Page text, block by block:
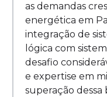
as demandas
energética em
integração de
lógica com
desafio
e expertise em
superação